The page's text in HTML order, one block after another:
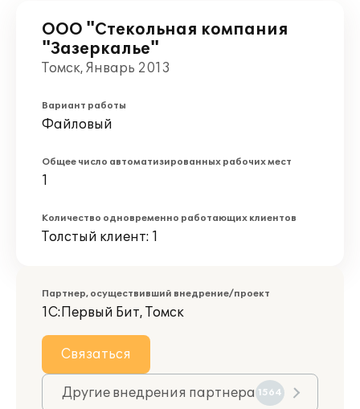
ООО "Стекольная компания
"Зазеркалье"
Томск, Январь 2013
Вариант работы
Файловый
Общее число автоматизированных рабочих мест
1
Количество одновременно работающих клиентов
Толстый клиент: 1
Партнер, осуществивший внедрение/проект
1С:Первый Бит, Томск
Связаться
Другие внедрения партнера 1564